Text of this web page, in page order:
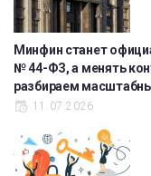
Минфин станет
№ 44-ФЗ, а менять
разбираем
11.07.2026